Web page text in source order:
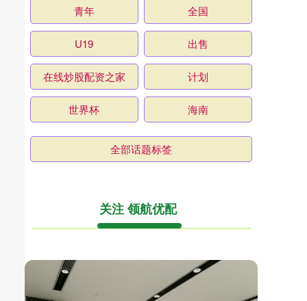
青年 全国
U19 出售
在线炒股配资之家 计划
世界杯 海南
全部话题标签
关注 领航优配